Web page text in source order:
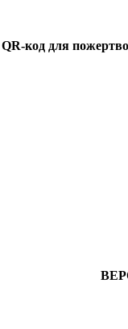
QR-код для